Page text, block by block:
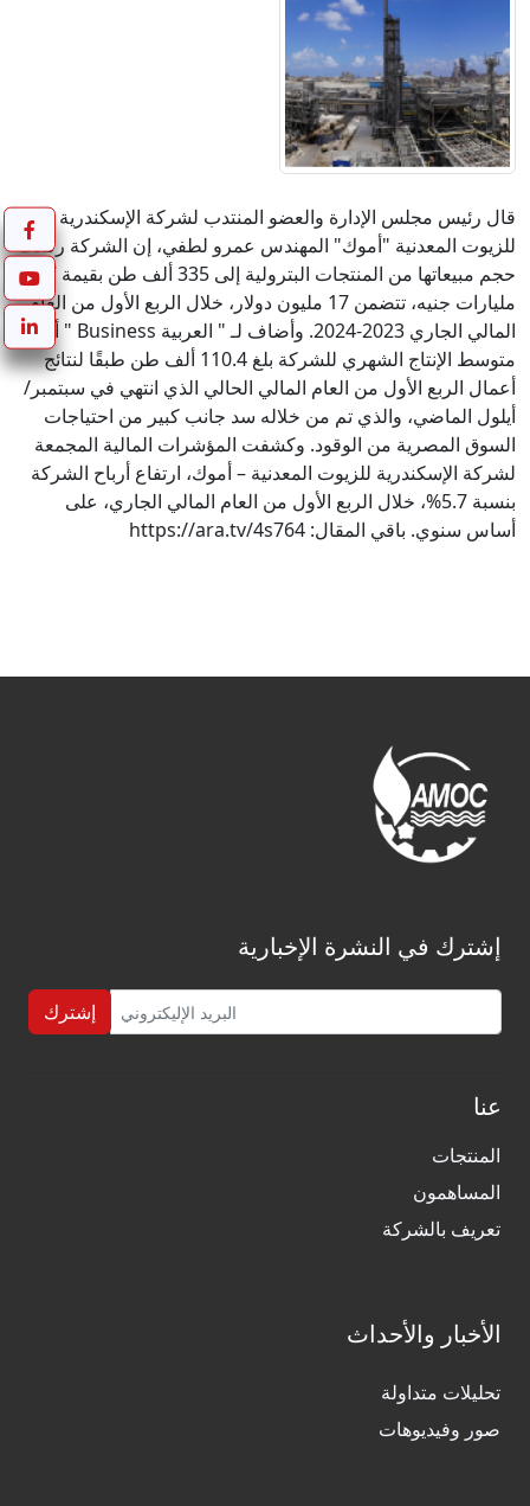
قال رئيس مجلس الإدارة والعضو المنتدب لشركة الإسكندرية
للزيوت المعدنية "أموك" المهندس عمرو لطفي، إن الشركة رفعت
حجم مبيعاتها من المنتجات البترولية إلى 335 ألف طن بقيمة 7
مليارات جنيه، تتضمن 17 مليون دولار، خلال الربع الأول من العام
المالي الجاري 2023-2024. وأضاف لـ " العربية Business " أن
متوسط الإنتاج الشهري للشركة بلغ 110.4 ألف طن طبقًا لنتائج
أعمال الربع الأول من العام المالي الحالي الذي انتهي في سبتمبر/
أيلول الماضي، والذي تم من خلاله سد جانب كبير من احتياجات
السوق المصرية من الوقود. وكشفت المؤشرات المالية المجمعة
لشركة الإسكندرية للزيوت المعدنية – أموك، ارتفاع أرباح الشركة
بنسبة 5.7%، خلال الربع الأول من العام المالي الجاري، على
أساس سنوي. باقي المقال: https://ara.tv/4s764
إشترك في النشرة الإخبارية
إشترك
عنا
المنتجات
المساهمون
تعريف بالشركة
الأخبار والأحداث
تحليلات متداولة
صور وفيديوهات